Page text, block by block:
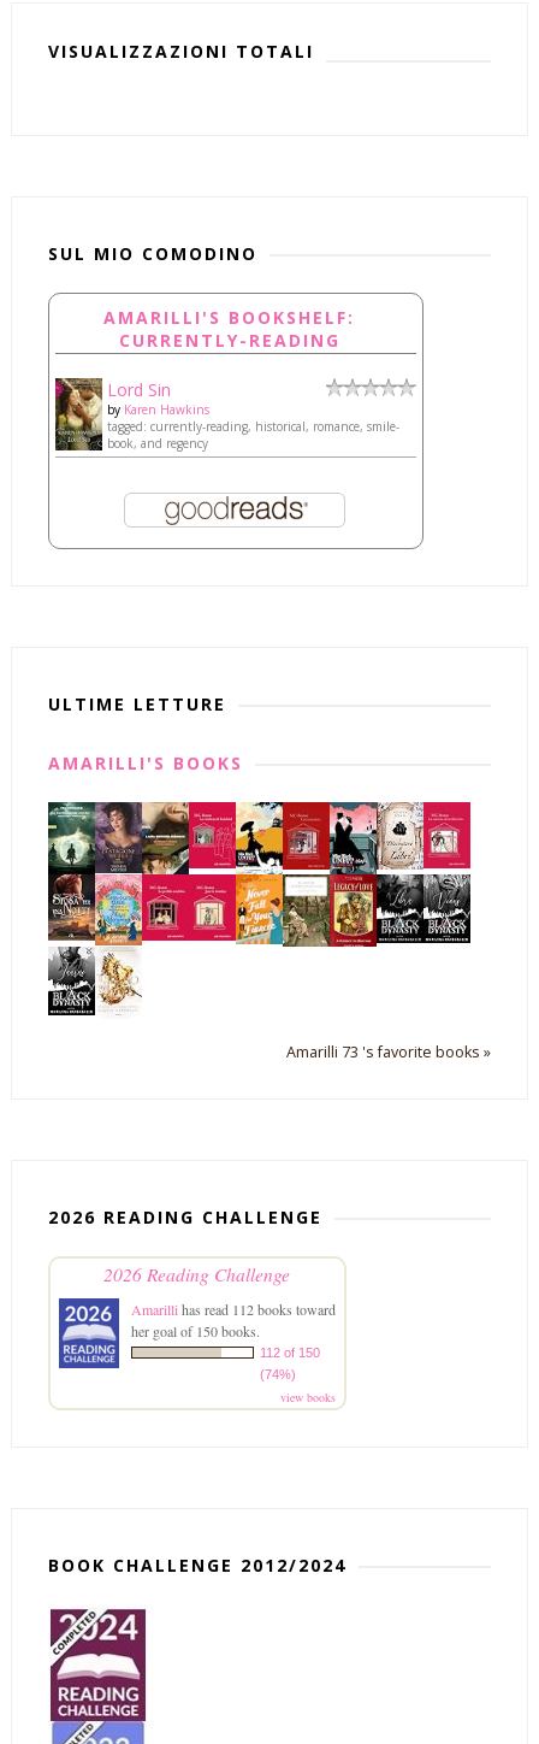
VISUALIZZAZIONI TOTALI
SUL MIO COMODINO
AMARILLI'S BOOKSHELF:
CURRENTLY-READING
Lord Sin
by Karen Hawkins
tagged: currently-reading, historical, romance, smile-
book, and regency
ULTIME LETTURE
AMARILLI'S BOOKS
Amarilli 73 's favorite books »
2026 READING CHALLENGE
2026 Reading Challenge
Amarillihas read 112 books toward
her goal of 150 books.
112 of 150
(74%)
view books
BOOK CHALLENGE 2012/2024